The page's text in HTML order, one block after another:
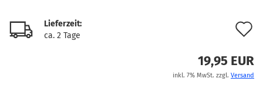
Lieferzeit:
ca. 2 Tage
19,95 EUR
inkl. 7% MwSt. zzgl. Versand